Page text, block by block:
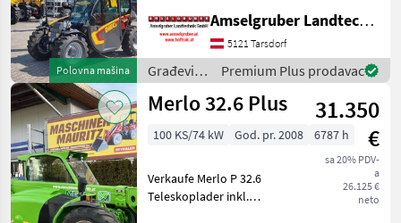
Polovna mašina
Teleskopladermarkt. Stufe
5 Motor - -Größte Kabine
(Baugleich vom Modell 26.6
Mini Agri) -50
Amselgruber Landtechnik GmbH
5121 Tarsdorf
Građevinski
strojevi /
Dieci
Premium Plus prodavac
Merlo 32.6 Plus
31.350
€
sa 20% PDV-
a
26.125 €
neto
100 KS/74 kW God. pr. 2008 6787 h
Verkaufe Merlo P 32.6
Teleskoplader inkl.